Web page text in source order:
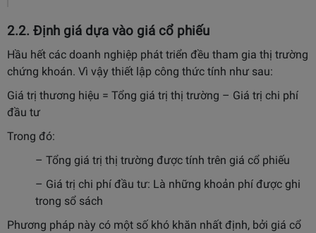
2.2. Định giá dựa vào giá cổ phiếu
Hầu hết các doanh nghiệp phát triển đều tham gia thị trường
chứng khoán. Vì vậy thiết lập công thức tính như sau:
Giá trị thương hiệu = Tổng giá trị thị trường – Giá trị chi phí
đầu tư
Trong đó:
– Tổng giá trị thị trường được tính trên giá cổ phiếu
– Giá trị chi phí đầu tư: Là những khoản phí được ghi
trong sổ sách
Phương pháp này có một số khó khăn nhất định, bởi giá cổ